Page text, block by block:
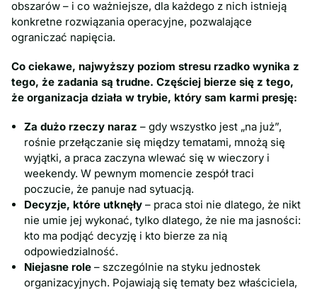
obszarów – i co ważniejsze, dla każdego z nich istnieją
konkretne rozwiązania operacyjne, pozwalające
ograniczać napięcia.
Co ciekawe, najwyższy poziom stresu rzadko wynika z
tego, że zadania są trudne. Częściej bierze się z tego,
że organizacja działa w trybie, który sam karmi presję:
Za dużo rzeczy naraz – gdy wszystko jest „na już”,
rośnie przełączanie się między tematami, mnożą się
wyjątki, a praca zaczyna wlewać się w wieczory i
weekendy. W pewnym momencie zespół traci
poczucie, że panuje nad sytuacją.
Decyzje, które utknęły – praca stoi nie dlatego, że nikt
nie umie jej wykonać, tylko dlatego, że nie ma jasności:
kto ma podjąć decyzję i kto bierze za nią
odpowiedzialność.
Niejasne role – szczególnie na styku jednostek
organizacyjnych. Pojawiają się tematy bez właściciela,